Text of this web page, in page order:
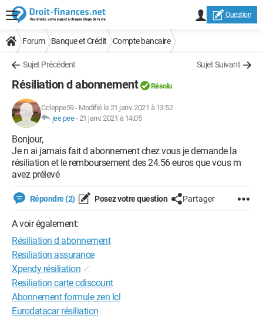
Question
Forum Banque et Crédit Compte bancaire
Sujet Précédent Sujet Suivant
Résiliation d abonnement Résolu
Ccleppe59- Modifié le 21 janv. 2021 à 13:52
jee pee-21 janv. 2021 à 14:05
Bonjour,
Je n ai jamais fait d abonnement chez vous je demande la
résiliation et le remboursement des 24.56 euros que vous m
avez prélevé
Répondre (2) Posez votre question Partager
A voir également:
Résiliation d abonnement
Resiliation assurance
Xpendy résiliation ✓
Resiliation carte cdiscount
Abonnement formule zen lcl
Eurodatacar résiliation